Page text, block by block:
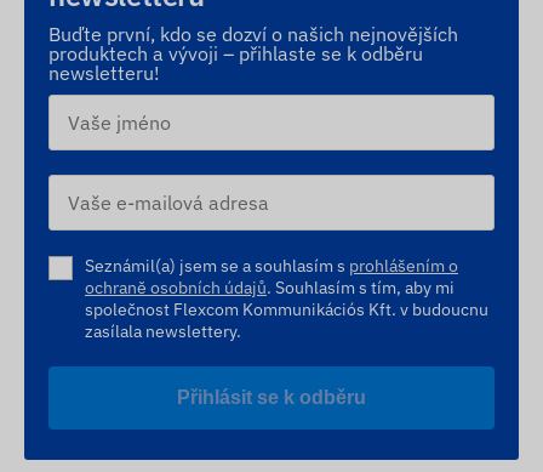
Buďte první, kdo se dozví o našich nejnovějších
produktech a vývoji – přihlaste se k odběru
newsletteru!
Seznámil(a) jsem se a souhlasím s prohlášením o
ochraně osobních údajů. Souhlasím s tím, aby mi
společnost Flexcom Kommunikációs Kft. v budoucnu
zasílala newslettery.
Přihlásit se k odběru